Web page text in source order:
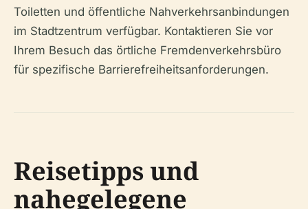
Toiletten und öffentliche Nahverkehrsanbindungen
im Stadtzentrum verfügbar. Kontaktieren Sie vor
Ihrem Besuch das örtliche Fremdenverkehrsbüro
für spezifische Barrierefreiheitsanforderungen.
Reisetipps und
nahegelegene